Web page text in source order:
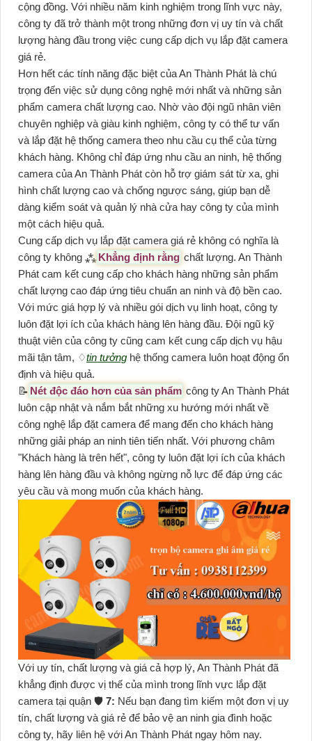
cộng đồng. Với nhiều năm kinh nghiệm trong lĩnh vực này,
công ty đã trở thành một trong những đơn vị uy tín và chất
lượng hàng đầu trong việc cung cấp dịch vụ lắp đặt camera
giá rẻ.
Hơn hết các tính năng đặc biệt của An Thành Phát là chú
trọng đến việc sử dụng công nghệ mới nhất và những sản
phẩm camera chất lượng cao. Nhờ vào đội ngũ nhân viên
chuyên nghiệp và giàu kinh nghiệm, công ty có thể tư vấn
và lắp đặt hệ thống camera theo nhu cầu cụ thể của từng
khách hàng. Không chỉ đáp ứng nhu cầu an ninh, hệ thống
camera của An Thành Phát còn hỗ trợ giám sát từ xa, ghi
hình chất lượng cao và chống ngược sáng, giúp bạn dễ
dàng kiểm soát và quản lý nhà cửa hay công ty của mình
một cách hiệu quả.
Cung cấp dịch vụ lắp đặt camera giá rẻ không có nghĩa là
công ty không ⁂Khẳng định rằng chất lượng. An Thành
Phát cam kết cung cấp cho khách hàng những sản phẩm
chất lượng cao đáp ứng tiêu chuẩn an ninh và độ bền cao.
Với mức giá hợp lý và nhiều gói dịch vụ linh hoạt, công ty
luôn đặt lợi ích của khách hàng lên hàng đầu. Đội ngũ kỹ
thuật viên của công ty cũng cam kết cung cấp dịch vụ hậu
mãi tận tâm, ♢tin tưởng hệ thống camera luôn hoạt động ổn
định và hiệu quả.
📝 Nét độc đáo hơn của sản phẩm công ty An Thành Phát
luôn cập nhật và nắm bắt những xu hướng mới nhất về
công nghệ lắp đặt camera để mang đến cho khách hàng
những giải pháp an ninh tiên tiến nhất. Với phương châm
"Khách hàng là trên hết", công ty luôn đặt lợi ích của khách
hàng lên hàng đầu và không ngừng nỗ lực để đáp ứng các
yêu cầu và mong muốn của khách hàng.
Với uy tín, chất lượng và giá cả hợp lý, An Thành Phát đã
khẳng định được vị thế của mình trong lĩnh vực lắp đặt
camera tại quận 🛡 7: Nếu bạn đang tìm kiếm một đơn vị uy
tín, chất lượng và giá rẻ để bảo vệ an ninh gia đình hoặc
công ty, hãy liên hệ với An Thành Phát ngay hôm nay.